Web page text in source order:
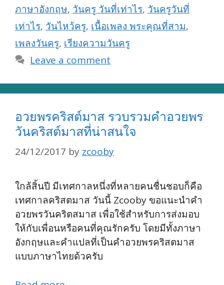
ภาษาอังกฤษ, วันครู วันที่เท่าไร, วันครูวันที่
เท่าไร, วันไหว้ครู, เนื้อเพลง พระคุณที่สาม,
เพลงวันครู, เรียงความวันครู
Leave a comment
อวยพรคริสต์มาส รวบรวมคำอวยพร
วันคริสต์มาสที่น่าสนใจ
24/12/2017 by zcooby
ใกล้สิ้นปี มีเทศกาลหนึ่งที่หลายคนชื่นชอบก็คือ
เทศกาลคริสตมาส วันนี้ Zcooby ขอแนะนำคำ
อวยพรวันคริตสมาส เพื่อใช้สำหรับการส่งมอบ
ให้กับเพื่อนหรือคนที่คุณรักครับ โดยมีทั้งภาษา
อังกฤษและคำแปลที่เป็นคำอวยพรคริสตมาส
แบบภาษาไทยด้วครับ